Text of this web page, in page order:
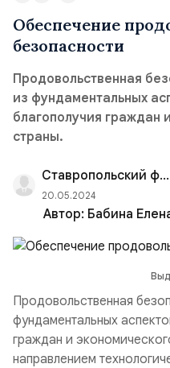
Обеспечение
безопасности
Продовольственная
из фундаментальных
благополучия граждан
страны.
Ставропольский филиал РАНХиГС
20.05.2024
Автор: Бабина
Продовольственная
фундаментальных
граждан и
направлением